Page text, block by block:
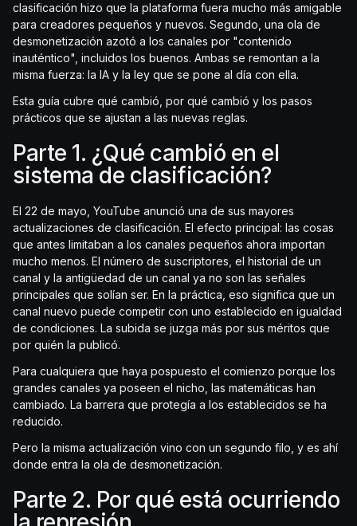
clasificación hizo que la plataforma fuera mucho más amigable
para creadores pequeños y nuevos. Segundo, una ola de
desmonetización azotó a los canales por "contenido
inauténtico", incluidos los buenos. Ambas se remontan a la
misma fuerza: la IA y la ley que se pone al día con ella.
Esta guía cubre qué cambió, por qué cambió y los pasos
prácticos que se ajustan a las nuevas reglas.
Parte 1. ¿Qué cambió en el
sistema de clasificación?
El 22 de mayo, YouTube anunció una de sus mayores
actualizaciones de clasificación. El efecto principal: las cosas
que antes limitaban a los canales pequeños ahora importan
mucho menos. El número de suscriptores, el historial de un
canal y la antigüedad de un canal ya no son las señales
principales que solían ser. En la práctica, eso significa que un
canal nuevo puede competir con uno establecido en igualdad
de condiciones. La subida se juzga más por sus méritos que
por quién la publicó.
Para cualquiera que haya pospuesto el comienzo porque los
grandes canales ya poseen el nicho, las matemáticas han
cambiado. La barrera que protegía a los establecidos se ha
reducido.
Pero la misma actualización vino con un segundo filo, y es ahí
donde entra la ola de desmonetización.
Parte 2. Por qué está ocurriendo